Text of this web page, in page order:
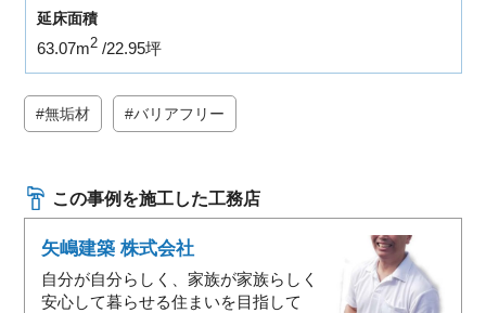
延床面積
63.07m2 22.95坪
無垢材 バリアフリー
この事例を施工した工務店
矢嶋建築 株式会社
自分が自分らしく、家族が家族らしく
安心して暮らせる住まいを目指して